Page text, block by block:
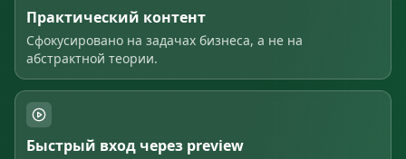
Практический контент
Сфокусировано на задачах бизнеса, а не на
абстрактной теории.
Быстрый вход через preview